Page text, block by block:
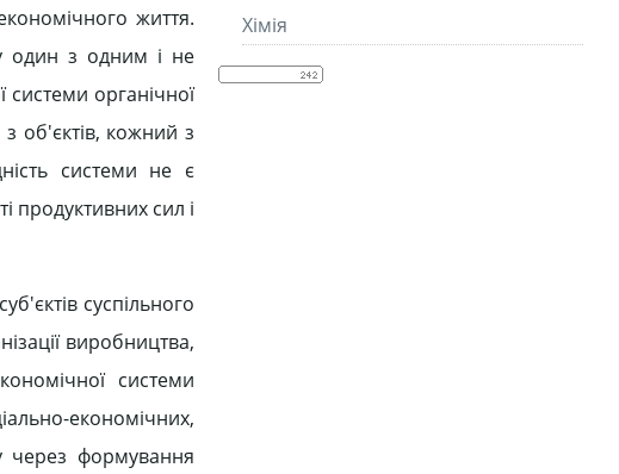
життя.
один з одним і не
органічної
з об'єктів, кожний з
системи не є
продуктивних сил і
суспільного
виробництва,
системи
економічних,
через формування
Хімія